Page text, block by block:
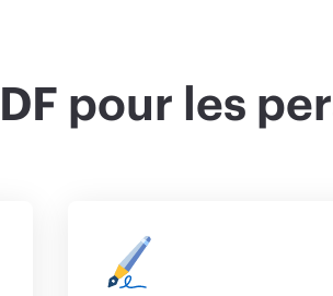
pour les